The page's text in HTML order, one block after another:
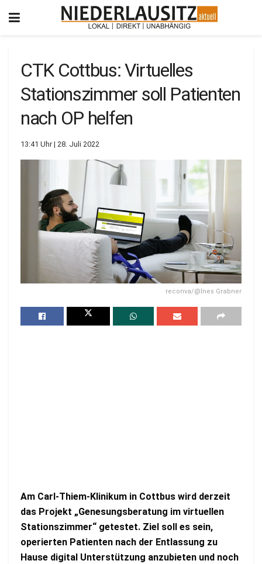
CTK Cottbus: Virtuelles
Stationszimmer soll Patienten
nach OP helfen
13:41 Uhr | 28. Juli 2022
reconva/@Ines Grabner
Am Carl-Thiem-Klinikum in Cottbus wird derzeit
das Projekt „Genesungsberatung im virtuellen
Stationszimmer“ getestet. Ziel soll es sein,
operierten Patienten nach der Entlassung zu
Hause digital Unterstützung anzubieten und noch